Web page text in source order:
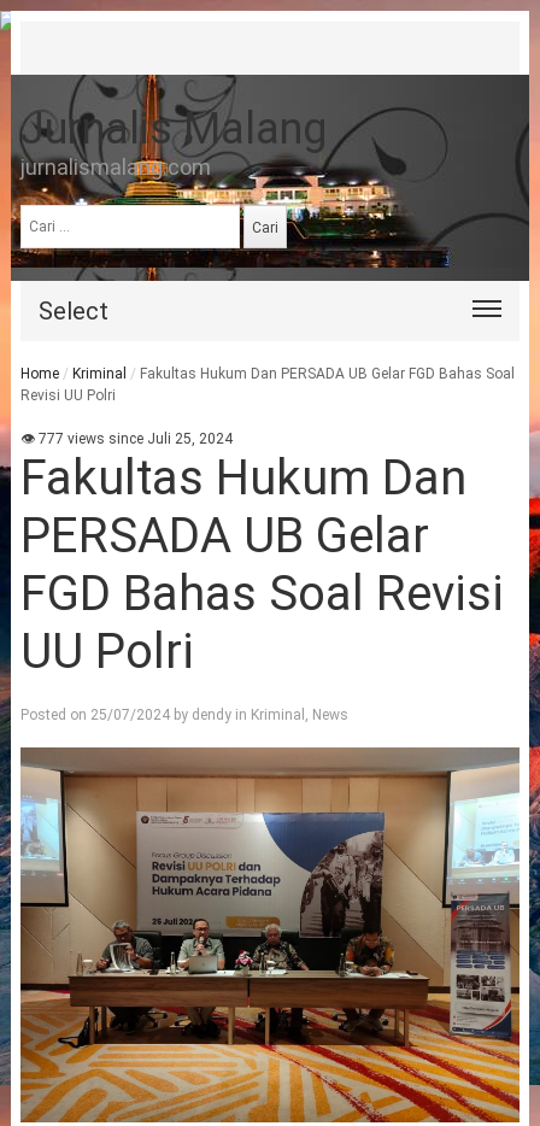
Jurnalis Malang
jurnalismalang.com
Cari
untuk:
Select
Home / Kriminal / Fakultas Hukum Dan PERSADA UB Gelar FGD Bahas Soal
Revisi UU Polri
👁 777 views since Juli 25, 2024
Fakultas Hukum Dan
PERSADA UB Gelar
FGD Bahas Soal Revisi
UU Polri
Posted on 25/07/2024by dendyin Kriminal , News